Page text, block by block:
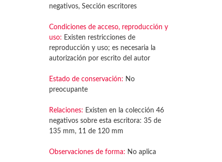
negativos, Sección escritores
Condiciones de acceso, reproducción y
uso: Existen restricciones de
reproducción y uso; es necesaria la
autorización por escrito del autor
Estado de conservación: No
preocupante
Relaciones: Existen en la colección 46
negativos sobre esta escritora: 35 de
135 mm, 11 de 120 mm
Observaciones de forma: No aplica